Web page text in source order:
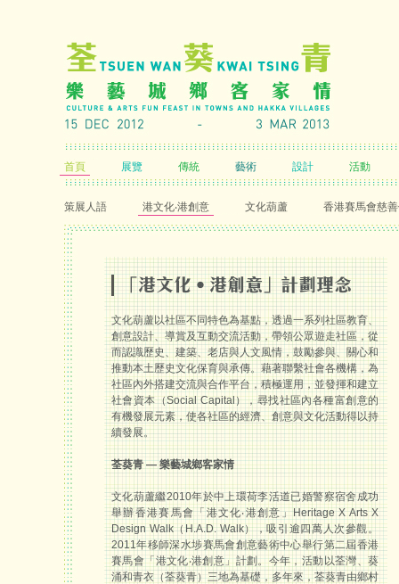
首頁 展覽 傳統 藝術 設計 活動
策展人語 港文化‧港創意 文化葫蘆 香港賽馬會慈
「港文化‧港創意」計劃理念
文化葫蘆以社區不同特色為基點，透過一系列社區教育、
創意設計、導賞及互動交流活動，帶領公眾遊走社區，從
而認識歷史、建築、老店與人文風情，鼓勵參與、關心和
推動本土歷史文化保育與承傳。藉著聯繫社會各機構，為
社區內外搭建交流與合作平台，積極運用，並發揮和建立
社會資本（Social Capital），尋找社區內各種富創意的
有機發展元素，使各社區的經濟、創意與文化活動得以持
續發展。
荃葵青 — 樂藝城鄉客家情
文化葫蘆繼2010年於中上環荷李活道已婚警察宿舍成功
舉辦香港賽馬會「港文化‧港創意」Heritage X Arts X
Design Walk（H.A.D. Walk），吸引逾四萬人次參觀。
2011年移師深水埗賽馬會創意藝術中心舉行第二屆香港
賽馬會「港文化‧港創意」計劃。今年，活動以荃灣、葵
涌和青衣（荃葵青）三地為基礎，多年來，荃葵青由鄉村